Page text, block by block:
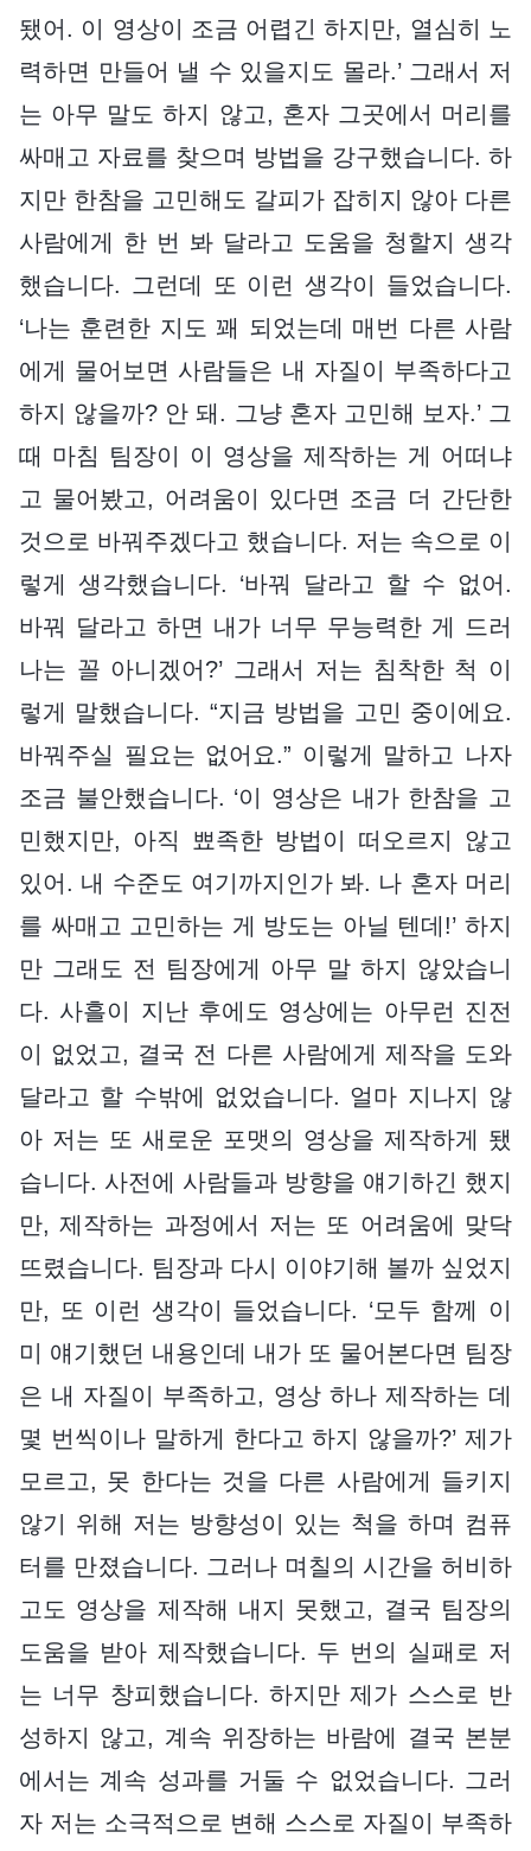
됐어. 이 영상이 조금 어렵긴 하지만, 열심히 노
력하면 만들어 낼 수 있을지도 몰라.’ 그래서 저
는 아무 말도 하지 않고, 혼자 그곳에서 머리를
싸매고 자료를 찾으며 방법을 강구했습니다. 하
지만 한참을 고민해도 갈피가 잡히지 않아 다른
사람에게 한 번 봐 달라고 도움을 청할지 생각
했습니다. 그런데 또 이런 생각이 들었습니다.
‘나는 훈련한 지도 꽤 되었는데 매번 다른 사람
에게 물어보면 사람들은 내 자질이 부족하다고
하지 않을까? 안 돼. 그냥 혼자 고민해 보자.’ 그
때 마침 팀장이 이 영상을 제작하는 게 어떠냐
고 물어봤고, 어려움이 있다면 조금 더 간단한
것으로 바꿔주겠다고 했습니다. 저는 속으로 이
렇게 생각했습니다. ‘바꿔 달라고 할 수 없어.
바꿔 달라고 하면 내가 너무 무능력한 게 드러
나는 꼴 아니겠어?’ 그래서 저는 침착한 척 이
렇게 말했습니다. “지금 방법을 고민 중이에요.
바꿔주실 필요는 없어요.” 이렇게 말하고 나자
조금 불안했습니다. ‘이 영상은 내가 한참을 고
민했지만, 아직 뾰족한 방법이 떠오르지 않고
있어. 내 수준도 여기까지인가 봐. 나 혼자 머리
를 싸매고 고민하는 게 방도는 아닐 텐데!’ 하지
만 그래도 전 팀장에게 아무 말 하지 않았습니
다. 사흘이 지난 후에도 영상에는 아무런 진전
이 없었고, 결국 전 다른 사람에게 제작을 도와
달라고 할 수밖에 없었습니다. 얼마 지나지 않
아 저는 또 새로운 포맷의 영상을 제작하게 됐
습니다. 사전에 사람들과 방향을 얘기하긴 했지
만, 제작하는 과정에서 저는 또 어려움에 맞닥
뜨렸습니다. 팀장과 다시 이야기해 볼까 싶었지
만, 또 이런 생각이 들었습니다. ‘모두 함께 이
미 얘기했던 내용인데 내가 또 물어본다면 팀장
은 내 자질이 부족하고, 영상 하나 제작하는 데
몇 번씩이나 말하게 한다고 하지 않을까?’ 제가
모르고, 못 한다는 것을 다른 사람에게 들키지
않기 위해 저는 방향성이 있는 척을 하며 컴퓨
터를 만졌습니다. 그러나 며칠의 시간을 허비하
고도 영상을 제작해 내지 못했고, 결국 팀장의
도움을 받아 제작했습니다. 두 번의 실패로 저
는 너무 창피했습니다. 하지만 제가 스스로 반
성하지 않고, 계속 위장하는 바람에 결국 본분
에서는 계속 성과를 거둘 수 없었습니다. 그러
자 저는 소극적으로 변해 스스로 자질이 부족하